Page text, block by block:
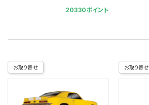
20330ポイント
お取り寄せ お取り寄せ